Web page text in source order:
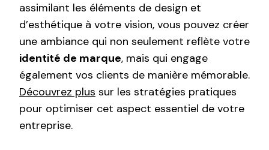
assimilant les éléments de design et
d’esthétique à votre vision, vous pouvez créer
une ambiance qui non seulement reflète votre
identité de marque, mais qui engage
également vos clients de manière mémorable.
Découvrez plus sur les stratégies pratiques
pour optimiser cet aspect essentiel de votre
entreprise.